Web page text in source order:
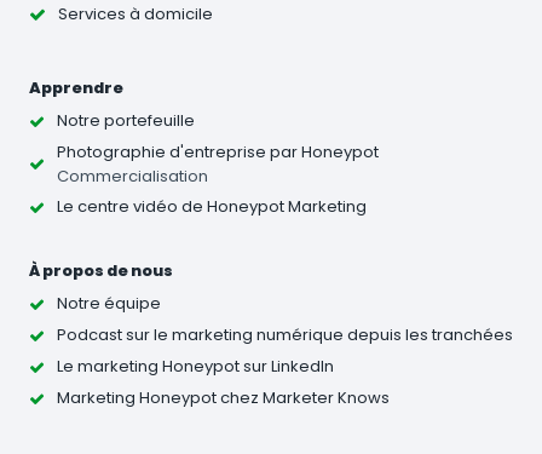
Services à domicile
Apprendre
Notre portefeuille
Photographie d'entreprise par Honeypot
Commercialisation
Le centre vidéo de Honeypot Marketing
À propos de nous
Notre équipe
Podcast sur le marketing numérique depuis les tranchées
Le marketing Honeypot sur LinkedIn
Marketing Honeypot chez Marketer Knows